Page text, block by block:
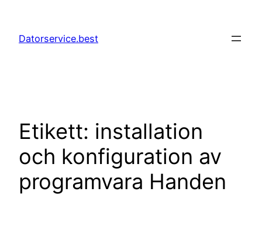
innehåll
Datorservice.best
Etikett: installation
och konfiguration av
programvara Handen